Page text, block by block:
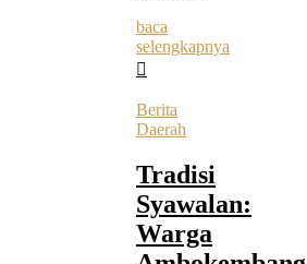
baca
selengkapnya
Berita
Daerah
Tradisi
Syawalan:
Warga